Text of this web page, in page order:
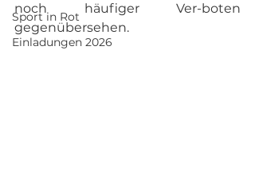
Sport in Rot
Einladungen 2026
noch häufiger Ver-boten
gegenübersehen.